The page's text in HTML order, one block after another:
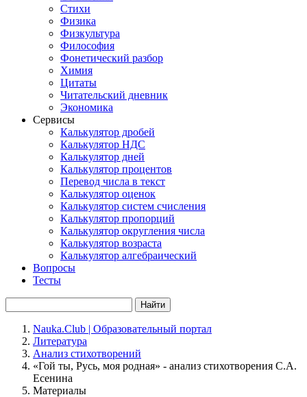
Стихи
Физика
Физкультура
Философия
Фонетический разбор
Химия
Цитаты
Читательский дневник
Экономика
Сервисы
Калькулятор дробей
Калькулятор НДС
Калькулятор дней
Калькулятор процентов
Перевод числа в текст
Калькулятор оценок
Калькулятор систем счисления
Калькулятор пропорций
Калькулятор округления числа
Калькулятор возраста
Калькулятор алгебраический
Вопросы
Тесты
Найти
Nauka.Club | Образовательный портал
Литература
Анализ стихотворений
«Гой ты, Русь, моя родная» - анализ стихотворения С.А.
Есенина
Материалы